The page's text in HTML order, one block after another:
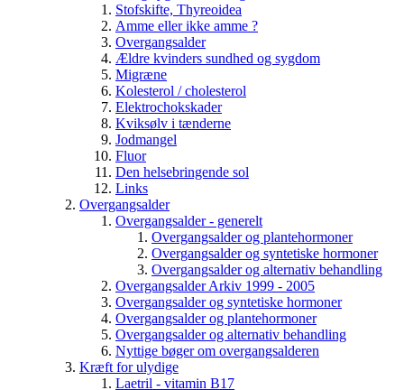
Stofskifte, Thyreoidea
Amme eller ikke amme ?
Overgangsalder
Ældre kvinders sundhed og sygdom
Migræne
Kolesterol / cholesterol
Elektrochokskader
Kviksølv i tænderne
Jodmangel
Fluor
Den helsebringende sol
Links
Overgangsalder
Overgangsalder - generelt
Overgangsalder og plantehormoner
Overgangsalder og syntetiske hormoner
Overgangsalder og alternativ behandling
Overgangsalder Arkiv 1999 - 2005
Overgangsalder og syntetiske hormoner
Overgangsalder og plantehormoner
Overgangsalder og alternativ behandling
Nyttige bøger om overgangsalderen
Kræft for ulydige
Laetril - vitamin B17